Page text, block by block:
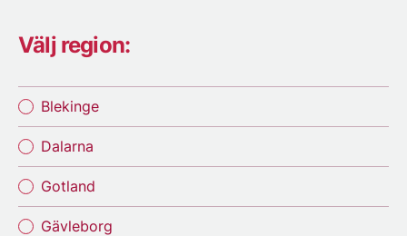
Välj region:
Blekinge
Dalarna
Gotland
Gävleborg